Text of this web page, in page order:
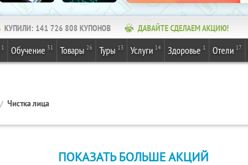
КУПИЛИ: 141 726 808 КУПОНОВ ДАВАЙТЕ СДЕЛАЕМ АКЦИЮ!
1 Обучение 31 Товары 26 Туры 13 Услуги 14 Здоровье 1 Отели 17
Чистка лица
ПОКАЗАТЬ БОЛЬШЕ АКЦИЙ